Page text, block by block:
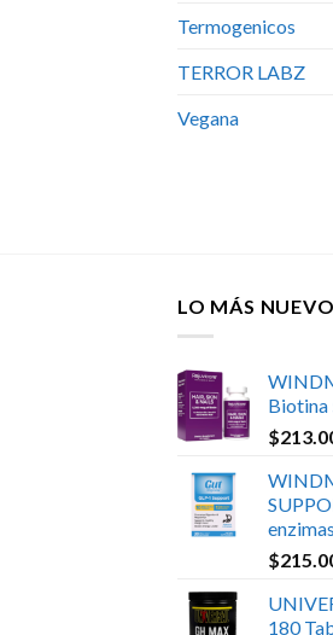
Termogenicos
TERROR LABZ
Vegana
LO MÁS NUEVO
Biotina
$
enzimas
$
180